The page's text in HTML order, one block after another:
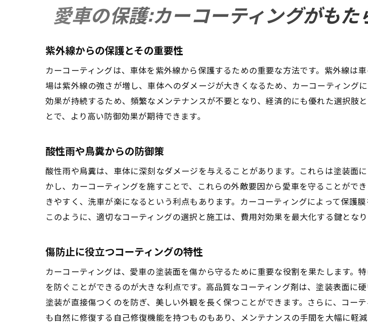
施工ミスを防ぐコツ
効果的なコーティングプランの策
具体例に基づく費用対効果の検証
長期的な視点での投資対効果分析
愛車の保護:カーコーティングがも
紫外線からの保護とその重要性
カーコーティングは、車体を紫外線から保護するための重要な方法です。紫外線は
場は紫外線の強さが増し、車体へのダメージが大きくなるため、カーコーティング
効果が持続するため、頻繁なメンテナンスが不要となり、経済的にも優れた選択肢
とで、より高い防御効果が期待できます。
酸性雨や鳥糞からの防御策
酸性雨や鳥糞は、車体に深刻なダメージを与えることがあります。これらは塗装面
かし、カーコーティングを施すことで、これらの外敵要因から愛車を守ることがで
きやすく、洗車が楽になるという利点もあります。カーコーティングによって保護
このように、適切なコーティングの選択と施工は、費用対効果を最大化する鍵となり
傷防止に役立つコーティングの特性
カーコーティングは、愛車の塗装面を傷から守るために重要な役割を果たします。
を防ぐことができるのが大きな利点です。高品質なコーティング剤は、塗装表面に
塗装が直接傷つくのを防ぎ、美しい外観を長く保つことができます。さらに、コー
も自然に修復する自己修復機能を持つものもあり、メンテナンスの手間を大幅に軽減